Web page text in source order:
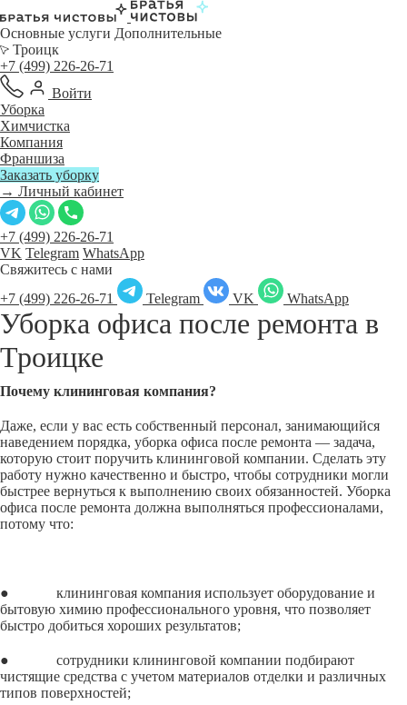
Основные услуги Дополнительные
Троицк
+7 (499) 226-26-71
Войти
Уборка
Химчистка
Компания
Франшиза
Заказать уборку
→ Личный кабинет
+7 (499) 226-26-71
VK Telegram WhatsApp
Свяжитесь с нами
+7 (499) 226-26-71
Telegram VK WhatsApp
Уборка офиса после ремонта в
Троицке
Почему клининговая компания?
Даже, если у вас есть собственный персонал, занимающийся
наведением порядка, уборка офиса после ремонта — задача,
которую стоит поручить клининговой компании. Сделать эту
работу нужно качественно и быстро, чтобы сотрудники могли
быстрее вернуться к выполнению своих обязанностей. Уборка
офиса после ремонта должна выполняться профессионалами,
потому что:
● клининговая компания использует оборудование и
бытовую химию профессионального уровня, что позволяет
быстро добиться хороших результатов;
● сотрудники клининговой компании подбирают
чистящие средства с учетом материалов отделки и различных
типов поверхностей;